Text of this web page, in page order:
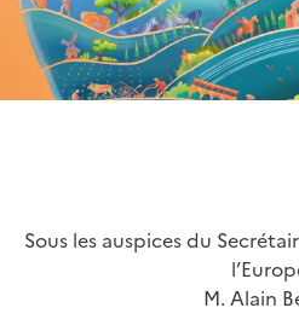
Sous les auspices du
M. Alain